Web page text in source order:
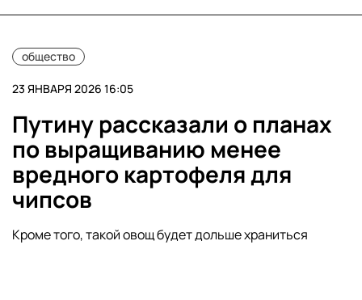
общество
23 ЯНВАРЯ 2026 16:05
Путину рассказали о планах
по выращиванию менее
вредного картофеля для
чипсов
Кроме того, такой овощ будет дольше храниться